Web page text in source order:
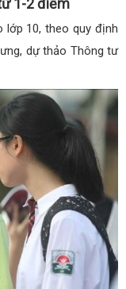
1-2 điểm
10, theo quy định
dự thảo Thông tư